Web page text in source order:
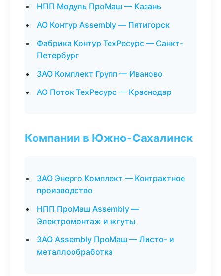
НПП Модуль ПроМаш — Казань
АО Контур Assembly — Пятигорск
Фабрика Контур ТехРесурс — Санкт-
Петербург
ЗАО Комплект Групп — Иваново
АО Поток ТехРесурс — Краснодар
Компании в Южно-Сахалинск
ЗАО Энерго Комплект — Контрактное
производство
НПП ПроМаш Assembly —
Электромонтаж и жгуты
ЗАО Assembly ПроМаш — Листо- и
металлообработка